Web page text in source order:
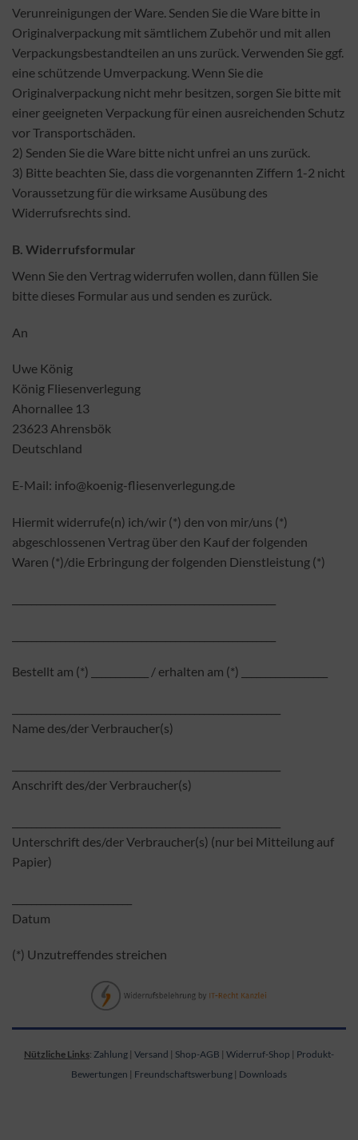
Verunreinigungen der Ware. Senden Sie die Ware bitte in
Originalverpackung mit sämtlichem Zubehör und mit allen
Verpackungsbestandteilen an uns zurück. Verwenden Sie ggf.
eine schützende Umverpackung. Wenn Sie die
Originalverpackung nicht mehr besitzen, sorgen Sie bitte mit
einer geeigneten Verpackung für einen ausreichenden Schutz
vor Transportschäden.
2) Senden Sie die Ware bitte nicht unfrei an uns zurück.
3) Bitte beachten Sie, dass die vorgenannten Ziffern 1-2 nicht
Voraussetzung für die wirksame Ausübung des
Widerrufsrechts sind.
B. Widerrufsformular
Wenn Sie den Vertrag widerrufen wollen, dann füllen Sie
bitte dieses Formular aus und senden es zurück.
An
Uwe König
König Fliesenverlegung
Ahornallee 13
23623 Ahrensbök
Deutschland
E-Mail: info@koenig-fliesenverlegung.de
Hiermit widerrufe(n) ich/wir (*) den von mir/uns (*)
abgeschlossenen Vertrag über den Kauf der folgenden
Waren (*)/die Erbringung der folgenden Dienstleistung (*)
Bestellt am (*) ____________ / erhalten am (*) __________________
Name des/der Verbraucher(s)
Anschrift des/der Verbraucher(s)
Unterschrift des/der Verbraucher(s) (nur bei Mitteilung auf
Papier)
Datum
(*) Unzutreffendes streichen
Nützliche Links: Zahlung | Versand | Shop-AGB | Widerruf-Shop | Produkt-
Bewertungen | Freundschaftswerbung | Downloads